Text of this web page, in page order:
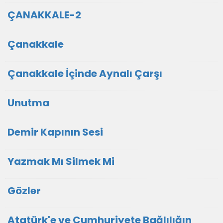
ÇANAKKALE-2
Çanakkale
Çanakkale İçinde Aynalı Çarşı
Unutma
Demir Kapının Sesi
Yazmak Mı Silmek Mi
Gözler
Atatürk'e ve Cumhuriyete Bağlılığın